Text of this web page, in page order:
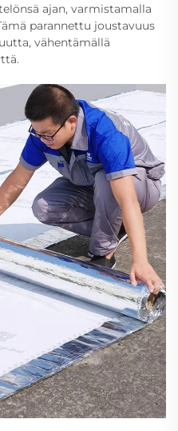
ajan, varmistamalla
parannettu joustavuus
vähentämällä